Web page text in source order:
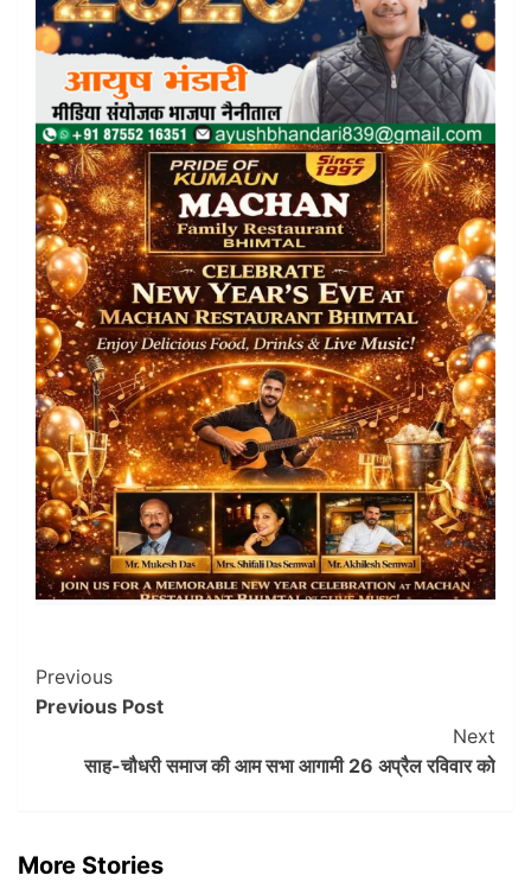
Post
Navigation
Previous
Previous Post
Next
साह-चौधरी समाज की आम सभा आगामी 26 अप्रैल रविवार को
More Stories